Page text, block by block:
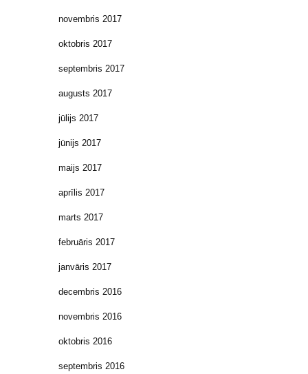
novembris 2017
oktobris 2017
septembris 2017
augusts 2017
jūlijs 2017
jūnijs 2017
maijs 2017
aprīlis 2017
marts 2017
februāris 2017
janvāris 2017
decembris 2016
novembris 2016
oktobris 2016
septembris 2016